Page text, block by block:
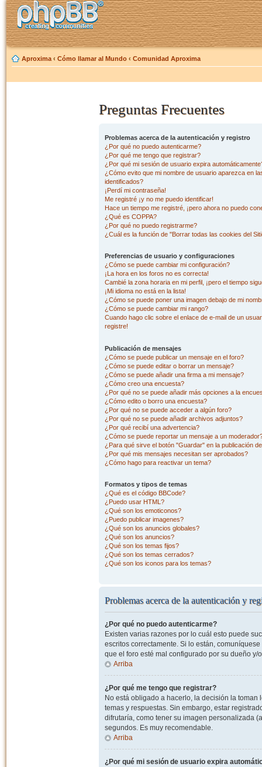
Aproxima ‹ Cómo llamar al Mundo ‹ Comunidad Aproxima
Preguntas Frecuentes
Problemas acerca de la autenticación y registro
¿Por qué no puedo autenticarme?
¿Por qué me tengo que registrar?
¿Por qué mi sesión de usuario expira
¿Cómo evito que mi nombre de usuario aparezca en
identificados?
¡Perdí mi contraseña!
Me registré ¡y no me puedo identificar!
Hace un tiempo me registré, ¡pero ahora no puedo
¿Qué es COPPA?
¿Por qué no puedo registrarme?
¿Cuál es la función de "Borrar todas las cookies del
Preferencias de usuario y configuraciones
¿Cómo se puede cambiar mi configuración?
¡La hora en los foros no es correcta!
Cambié la zona horaria en mi perfil, ¡pero el tiempo
¡Mi idioma no está en la lista!
¿Cómo se puede poner una imagen debajo de mi
¿Cómo se puede cambiar mi rango?
Cuando hago clic sobre el enlace de e-mail de un
registre!
Publicación de mensajes
¿Cómo se puede publicar un mensaje en el foro?
¿Cómo se puede editar o borrar un mensaje?
¿Cómo se puede añadir una firma a mi mensaje?
¿Cómo creo una encuesta?
¿Por qué no se puede añadir más opciones a la
¿Cómo edito o borro una encuesta?
¿Por qué no se puede acceder a algún foro?
¿Por qué no se puede añadir archivos adjuntos?
¿Por qué recibí una advertencia?
¿Cómo se puede reportar un mensaje a un
¿Para qué sirve el botón "Guardar" en la publicación
¿Por qué mis mensajes necesitan ser aprobados?
¿Cómo hago para reactivar un tema?
Formatos y tipos de temas
¿Qué es el código BBCode?
¿Puedo usar HTML?
¿Qué son los emoticonos?
¿Puedo publicar imagenes?
¿Qué son los anuncios globales?
¿Qué son los anuncios?
¿Qué son los temas fijos?
¿Qué son los temas cerrados?
¿Qué son los iconos para los temas?
Problemas acerca de la autenticación y
¿Por qué no puedo autenticarme?
Existen varias razones por lo cuál esto puede
escritos correctamente. Si lo están,
que el foro esté mal configurado por su dueño
Arriba
¿Por qué me tengo que registrar?
No está obligado a hacerlo, la decisión la
temas y respuestas. Sin embargo, estar
difrutaría, como tener su imagen personalizada
segundos. Es muy recomendable.
Arriba
¿Por qué mi sesión de usuario expira